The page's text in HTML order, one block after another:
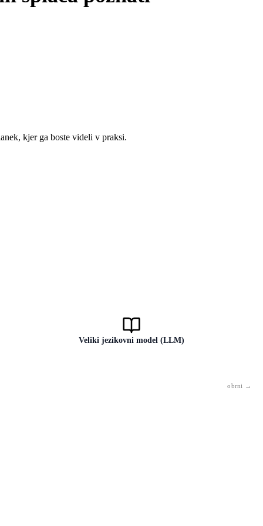
kjer ga boste videli v praksi.
Veliki jezikovni model (LLM)